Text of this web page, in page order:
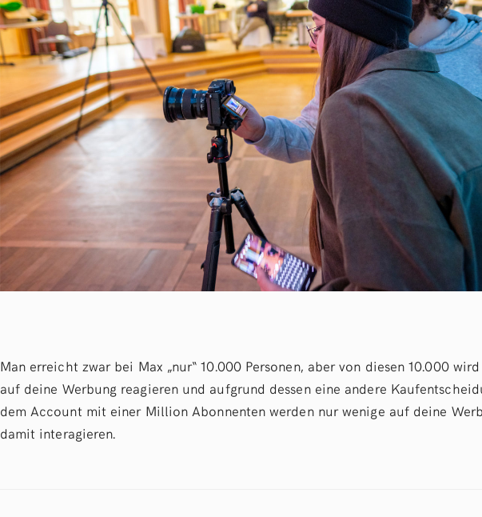
Man erreicht zwar bei Max „nur“ 10.000 Personen, aber von diesen 10.000
auf deine Werbung reagieren und aufgrund dessen eine andere
dem Account mit einer Million Abonnenten werden nur wenige auf deine
damit interagieren.